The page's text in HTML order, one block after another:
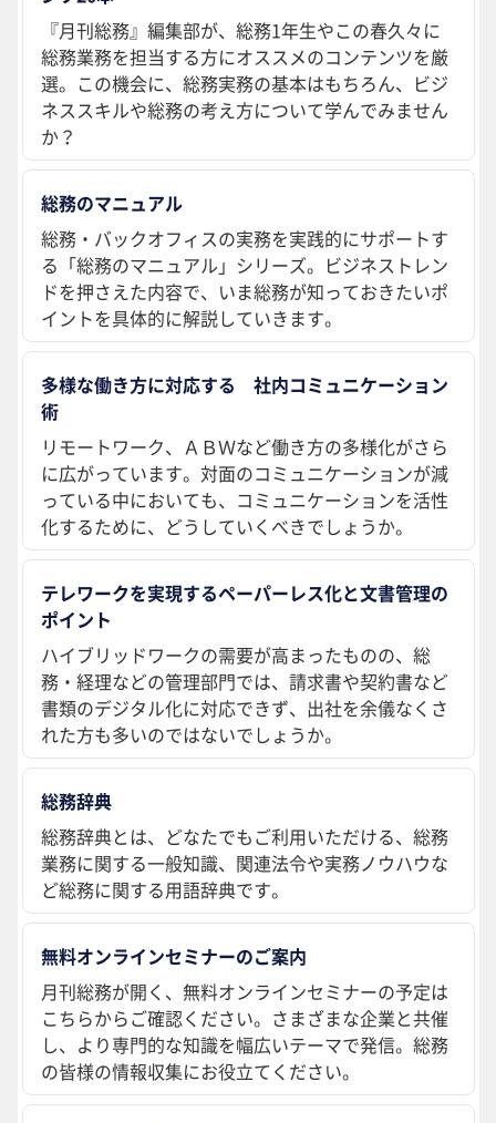
『月刊総務』編集部が、総務1年生やこの春久々に
総務業務を担当する方にオススメのコンテンツを厳
選。この機会に、総務実務の基本はもちろん、ビジ
ネススキルや総務の考え方について学んでみません
か？
総務のマニュアル
総務・バックオフィスの実務を実践的にサポートす
る「総務のマニュアル」シリーズ。ビジネストレン
ドを押さえた内容で、いま総務が知っておきたいポ
イントを具体的に解説していきます。
多様な働き方に対応する 社内コミュニケーション
術
リモートワーク、ＡＢＷなど働き方の多様化がさら
に広がっています。対面のコミュニケーションが減
っている中においても、コミュニケーションを活性
化するために、どうしていくべきでしょうか。
テレワークを実現するペーパーレス化と文書管理の
ポイント
ハイブリッドワークの需要が高まったものの、総
務・経理などの管理部門では、請求書や契約書など
書類のデジタル化に対応できず、出社を余儀なくさ
れた方も多いのではないでしょうか。
総務辞典
総務辞典とは、どなたでもご利用いただける、総務
業務に関する一般知識、関連法令や実務ノウハウな
ど総務に関する用語辞典です。
無料オンラインセミナーのご案内
月刊総務が開く、無料オンラインセミナーの予定は
こちらからご確認ください。さまざまな企業と共催
し、より専門的な知識を幅広いテーマで発信。総務
の皆様の情報収集にお役立てください。